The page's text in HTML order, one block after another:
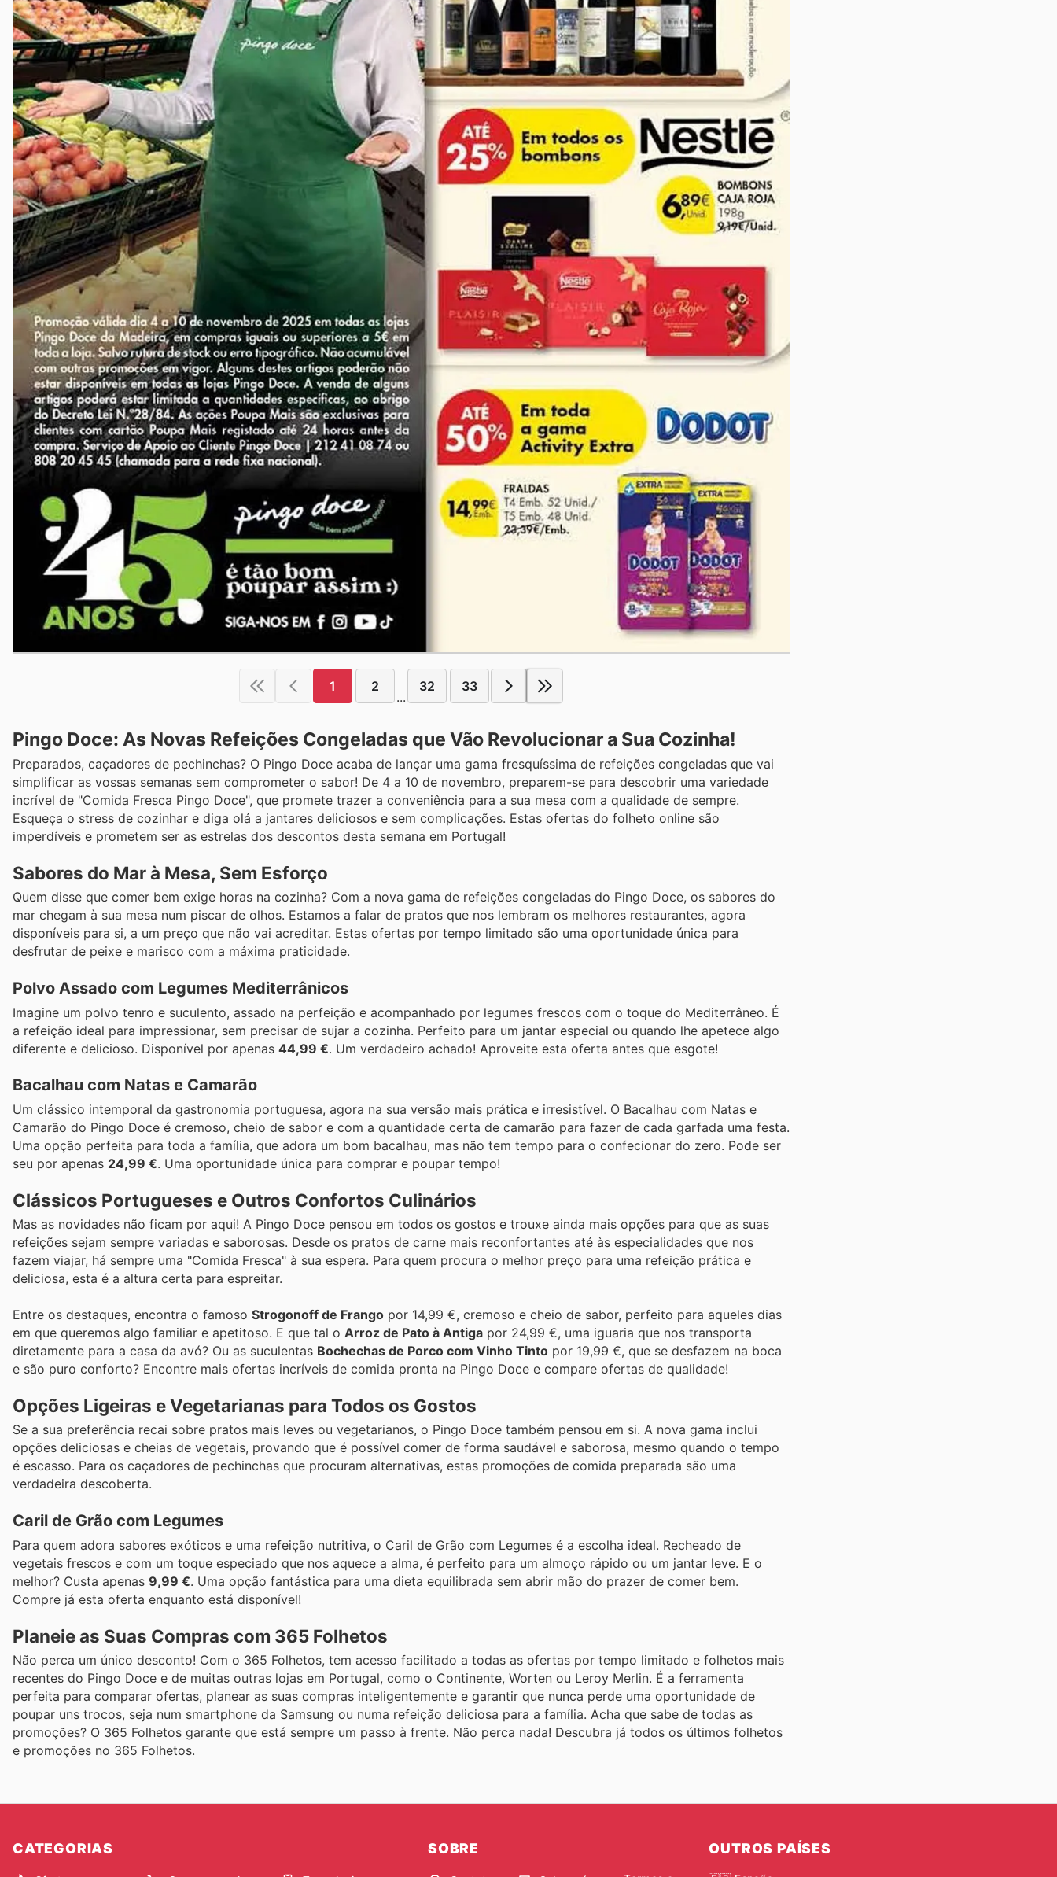
1 2
...
32 33
Pingo Doce: As Novas Refeições Congeladas que Vão Revolucionar a Sua Cozinha!
Preparados, caçadores de pechinchas? O Pingo Doce acaba de lançar uma gama fresquíssima de refeições congeladas que vai
simplificar as vossas semanas sem comprometer o sabor! De 4 a 10 de novembro, preparem-se para descobrir uma variedade
incrível de "Comida Fresca Pingo Doce", que promete trazer a conveniência para a sua mesa com a qualidade de sempre.
Esqueça o stress de cozinhar e diga olá a jantares deliciosos e sem complicações. Estas ofertas do folheto online são
imperdíveis e prometem ser as estrelas dos descontos desta semana em Portugal!
Sabores do Mar à Mesa, Sem Esforço
Quem disse que comer bem exige horas na cozinha? Com a nova gama de refeições congeladas do Pingo Doce, os sabores do
mar chegam à sua mesa num piscar de olhos. Estamos a falar de pratos que nos lembram os melhores restaurantes, agora
disponíveis para si, a um preço que não vai acreditar. Estas ofertas por tempo limitado são uma oportunidade única para
desfrutar de peixe e marisco com a máxima praticidade.
Polvo Assado com Legumes Mediterrânicos
Imagine um polvo tenro e suculento, assado na perfeição e acompanhado por legumes frescos com o toque do Mediterrâneo. É
a refeição ideal para impressionar, sem precisar de sujar a cozinha. Perfeito para um jantar especial ou quando lhe apetece algo
diferente e delicioso. Disponível por apenas 44,99 €. Um verdadeiro achado! Aproveite esta oferta antes que esgote!
Bacalhau com Natas e Camarão
Um clássico intemporal da gastronomia portuguesa, agora na sua versão mais prática e irresistível. O Bacalhau com Natas e
Camarão do Pingo Doce é cremoso, cheio de sabor e com a quantidade certa de camarão para fazer de cada garfada uma festa.
Uma opção perfeita para toda a família, que adora um bom bacalhau, mas não tem tempo para o confecionar do zero. Pode ser
seu por apenas 24,99 €. Uma oportunidade única para comprar e poupar tempo!
Clássicos Portugueses e Outros Confortos Culinários
Mas as novidades não ficam por aqui! A Pingo Doce pensou em todos os gostos e trouxe ainda mais opções para que as suas
refeições sejam sempre variadas e saborosas. Desde os pratos de carne mais reconfortantes até às especialidades que nos
fazem viajar, há sempre uma "Comida Fresca" à sua espera. Para quem procura o melhor preço para uma refeição prática e
deliciosa, esta é a altura certa para espreitar.
Entre os destaques, encontra o famoso Strogonoff de Frango por 14,99 €, cremoso e cheio de sabor, perfeito para aqueles dias
em que queremos algo familiar e apetitoso. E que tal o Arroz de Pato à Antiga por 24,99 €, uma iguaria que nos transporta
diretamente para a casa da avó? Ou as suculentas Bochechas de Porco com Vinho Tinto por 19,99 €, que se desfazem na boca
e são puro conforto? Encontre mais ofertas incríveis de comida pronta na Pingo Doce e compare ofertas de qualidade!
Opções Ligeiras e Vegetarianas para Todos os Gostos
Se a sua preferência recai sobre pratos mais leves ou vegetarianos, o Pingo Doce também pensou em si. A nova gama inclui
opções deliciosas e cheias de vegetais, provando que é possível comer de forma saudável e saborosa, mesmo quando o tempo
é escasso. Para os caçadores de pechinchas que procuram alternativas, estas promoções de comida preparada são uma
verdadeira descoberta.
Caril de Grão com Legumes
Para quem adora sabores exóticos e uma refeição nutritiva, o Caril de Grão com Legumes é a escolha ideal. Recheado de
vegetais frescos e com um toque especiado que nos aquece a alma, é perfeito para um almoço rápido ou um jantar leve. E o
melhor? Custa apenas 9,99 €. Uma opção fantástica para uma dieta equilibrada sem abrir mão do prazer de comer bem.
Compre já esta oferta enquanto está disponível!
Planeie as Suas Compras com 365 Folhetos
Não perca um único desconto! Com o 365 Folhetos, tem acesso facilitado a todas as ofertas por tempo limitado e folhetos mais
recentes do Pingo Doce e de muitas outras lojas em Portugal, como o Continente, Worten ou Leroy Merlin. É a ferramenta
perfeita para comparar ofertas, planear as suas compras inteligentemente e garantir que nunca perde uma oportunidade de
poupar uns trocos, seja num smartphone da Samsung ou numa refeição deliciosa para a família. Acha que sabe de todas as
promoções? O 365 Folhetos garante que está sempre um passo à frente. Não perca nada! Descubra já todos os últimos folhetos
e promoções no 365 Folhetos.
CATEGORIAS SOBRE OUTROS PAÍSES